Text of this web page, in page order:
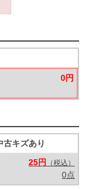
0円
古キズあり
25円
（税込）
0点